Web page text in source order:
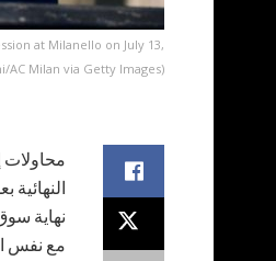
at Milanello on July 13,
AC Milan via Getty Images)
محاولات
نهاية
مع نفس